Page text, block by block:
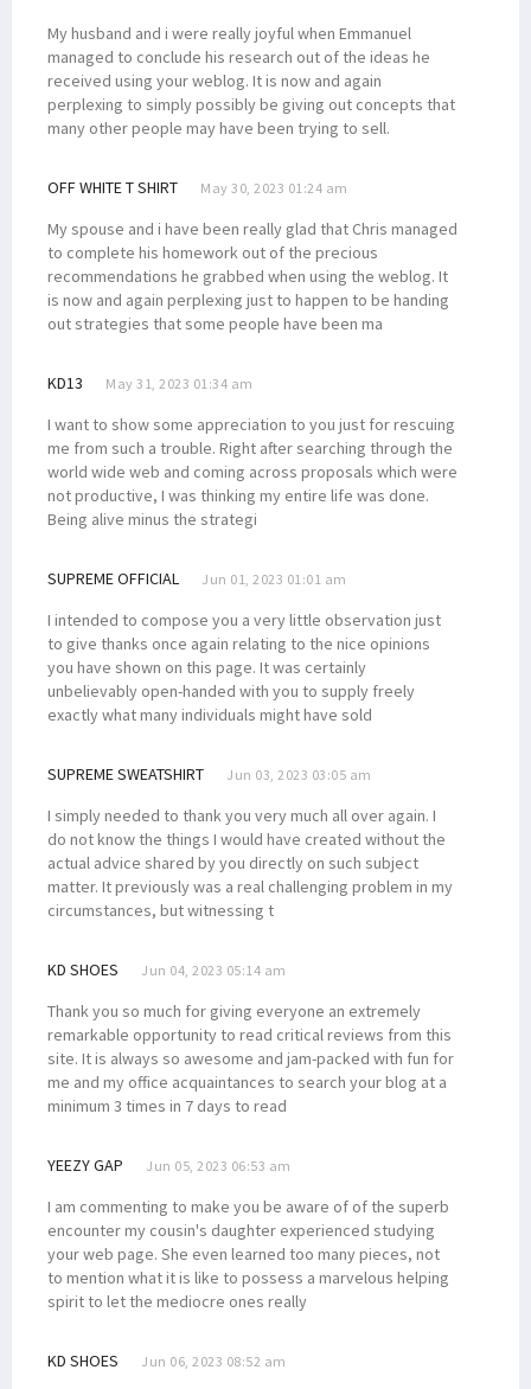
My husband and i were really joyful when Emmanuel
managed to conclude his research out of the ideas he
received using your weblog. It is now and again
perplexing to simply possibly be giving out concepts that
many other people may have been trying to sell.
OFF WHITE T SHIRT May 30, 2023 01:24 am
My spouse and i have been really glad that Chris managed
to complete his homework out of the precious
recommendations he grabbed when using the weblog. It
is now and again perplexing just to happen to be handing
out strategies that some people have been ma
KD13 May 31, 2023 01:34 am
I want to show some appreciation to you just for rescuing
me from such a trouble. Right after searching through the
world wide web and coming across proposals which were
not productive, I was thinking my entire life was done.
Being alive minus the strategi
SUPREME OFFICIAL Jun 01, 2023 01:01 am
I intended to compose you a very little observation just
to give thanks once again relating to the nice opinions
you have shown on this page. It was certainly
unbelievably open-handed with you to supply freely
exactly what many individuals might have sold
SUPREME SWEATSHIRT Jun 03, 2023 03:05 am
I simply needed to thank you very much all over again. I
do not know the things I would have created without the
actual advice shared by you directly on such subject
matter. It previously was a real challenging problem in my
circumstances, but witnessing t
KD SHOES Jun 04, 2023 05:14 am
Thank you so much for giving everyone an extremely
remarkable opportunity to read critical reviews from this
site. It is always so awesome and jam-packed with fun for
me and my office acquaintances to search your blog at a
minimum 3 times in 7 days to read
YEEZY GAP Jun 05, 2023 06:53 am
I am commenting to make you be aware of of the superb
encounter my cousin's daughter experienced studying
your web page. She even learned too many pieces, not
to mention what it is like to possess a marvelous helping
spirit to let the mediocre ones really
KD SHOES Jun 06, 2023 08:52 am